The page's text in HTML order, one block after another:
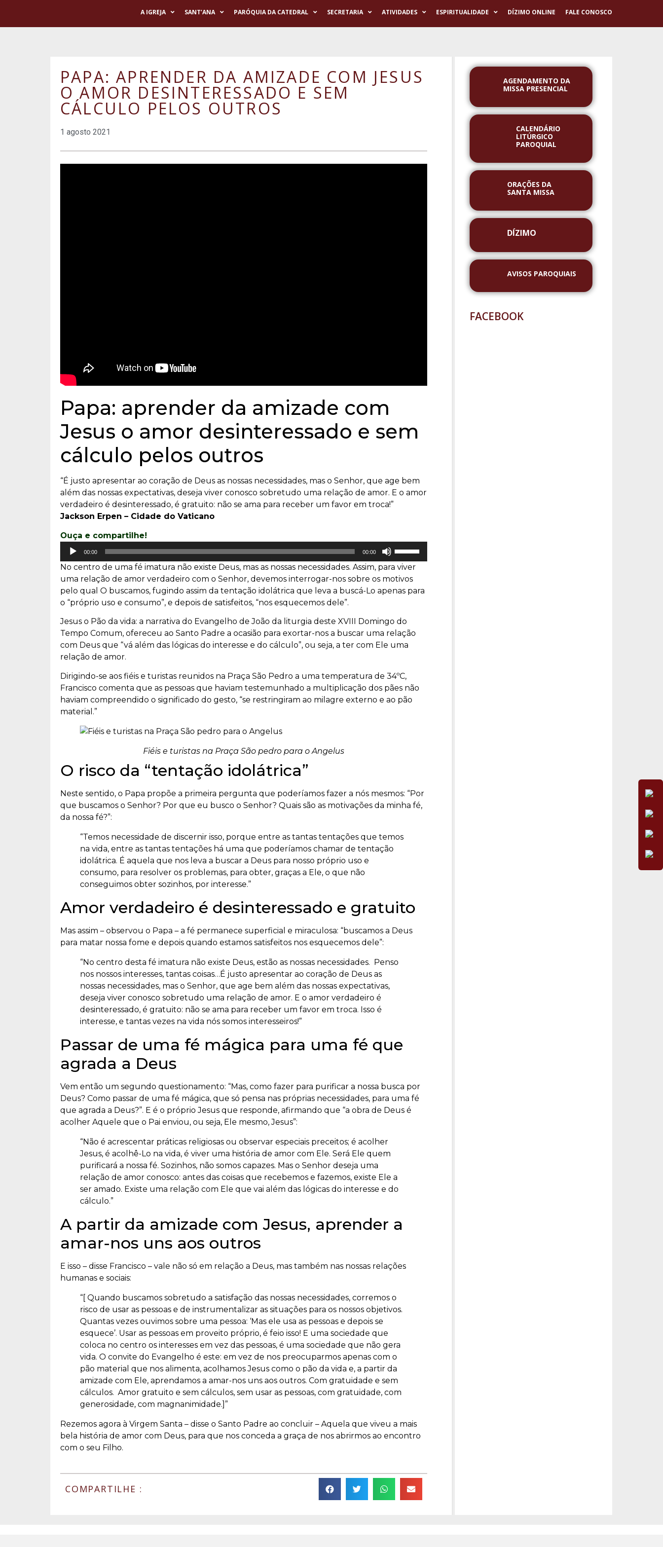
A IGREJA SANT’ANA PARÓQUIA DA CATEDRAL SECRETARIA ATIVIDADES ESPIRITUALIDADE DÍZIMO ONLINE FALE CONOSCO
PAPA: APRENDER DA AMIZADE COM JESUS
O AMOR DESINTERESSADO E SEM
CÁLCULO PELOS OUTROS
1 agosto 2021
Papa: aprender da amizade com
Jesus o amor desinteressado e sem
cálculo pelos outros
“É justo apresentar ao coração de Deus as nossas necessidades, mas o Senhor, que age bem
além das nossas expectativas, deseja viver conosco sobretudo uma relação de amor. E o amor
verdadeiro é desinteressado, é gratuito: não se ama para receber um favor em troca!”
Jackson Erpen – Cidade do Vaticano
Ouça e compartilhe!
Tocador
áudio
00:00 00:00
setas
para
cima
para
baixo
para
diminuir
o
volume.
No centro de uma fé imatura não existe Deus, mas as nossas necessidades. Assim, para viver
uma relação de amor verdadeiro com o Senhor, devemos interrogar-nos sobre os motivos
pelo qual O buscamos, fugindo assim da tentação idolátrica que leva a buscá-Lo apenas para
o “próprio uso e consumo”, e depois de satisfeitos, “nos esquecemos dele”.
Jesus o Pão da vida: a narrativa do Evangelho de João da liturgia deste XVIII Domingo do
Tempo Comum, ofereceu ao Santo Padre a ocasião para exortar-nos a buscar uma relação
com Deus que “vá além das lógicas do interesse e do cálculo”, ou seja, a ter com Ele uma
relação de amor.
Dirigindo-se aos fiéis e turistas reunidos na Praça São Pedro a uma temperatura de 34ºC,
Francisco comenta que as pessoas que haviam testemunhado a multiplicação dos pães não
haviam compreendido o significado do gesto, “se restringiram ao milagre externo e ao pão
material.”
Fiéis e turistas na Praça São pedro para o Angelus
O risco da “tentação idolátrica”
Neste sentido, o Papa propõe a primeira pergunta que poderíamos fazer a nós mesmos: “Por
que buscamos o Senhor? Por que eu busco o Senhor? Quais são as motivações da minha fé,
da nossa fé?”:
“Temos necessidade de discernir isso, porque entre as tantas tentações que temos
na vida, entre as tantas tentações há uma que poderíamos chamar de tentação
idolátrica. É aquela que nos leva a buscar a Deus para nosso próprio uso e
consumo, para resolver os problemas, para obter, graças a Ele, o que não
conseguimos obter sozinhos, por interesse.”
Amor verdadeiro é desinteressado e gratuito
Mas assim – observou o Papa – a fé permanece superficial e miraculosa: “buscamos a Deus
para matar nossa fome e depois quando estamos satisfeitos nos esquecemos dele”:
“No centro desta fé imatura não existe Deus, estão as nossas necessidades. Penso
nos nossos interesses, tantas coisas…É justo apresentar ao coração de Deus as
nossas necessidades, mas o Senhor, que age bem além das nossas expectativas,
deseja viver conosco sobretudo uma relação de amor. E o amor verdadeiro é
desinteressado, é gratuito: não se ama para receber um favor em troca. Isso é
interesse, e tantas vezes na vida nós somos interesseiros!”
Passar de uma fé mágica para uma fé que
agrada a Deus
Vem então um segundo questionamento: “Mas, como fazer para purificar a nossa busca por
Deus? Como passar de uma fé mágica, que só pensa nas próprias necessidades, para uma fé
que agrada a Deus?”. E é o próprio Jesus que responde, afirmando que “a obra de Deus é
acolher Aquele que o Pai enviou, ou seja, Ele mesmo, Jesus”:
“Não é acrescentar práticas religiosas ou observar especiais preceitos; é acolher
Jesus, é acolhê-Lo na vida, é viver uma história de amor com Ele. Será Ele quem
purificará a nossa fé. Sozinhos, não somos capazes. Mas o Senhor deseja uma
relação de amor conosco: antes das coisas que recebemos e fazemos, existe Ele a
ser amado. Existe uma relação com Ele que vai além das lógicas do interesse e do
cálculo.”
A partir da amizade com Jesus, aprender a
amar-nos uns aos outros
E isso – disse Francisco – vale não só em relação a Deus, mas também nas nossas relações
humanas e sociais:
“[ Quando buscamos sobretudo a satisfação das nossas necessidades, corremos o
risco de usar as pessoas e de instrumentalizar as situações para os nossos objetivos.
Quantas vezes ouvimos sobre uma pessoa: ‘Mas ele usa as pessoas e depois se
esquece’. Usar as pessoas em proveito próprio, é feio isso! E uma sociedade que
coloca no centro os interesses em vez das pessoas, é uma sociedade que não gera
vida. O convite do Evangelho é este: em vez de nos preocuparmos apenas com o
pão material que nos alimenta, acolhamos Jesus como o pão da vida e, a partir da
amizade com Ele, aprendamos a amar-nos uns aos outros. Com gratuidade e sem
cálculos. Amor gratuito e sem cálculos, sem usar as pessoas, com gratuidade, com
generosidade, com magnanimidade.]”
Rezemos agora à Virgem Santa – disse o Santo Padre ao concluir – Aquela que viveu a mais
bela história de amor com Deus, para que nos conceda a graça de nos abrirmos ao encontro
com o seu Filho.
COMPARTILHE :
AGENDAMENTO DA
MISSA PRESENCIAL
CALENDÁRIO
LITÚRGICO
PAROQUIAL
ORAÇÕES DA
SANTA MISSA
DÍZIMO
AVISOS PAROQUIAIS
FACEBOOK